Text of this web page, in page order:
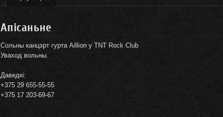
Апісаньне
Сольны канцэрт гурта Aillion у TNT Rock Club
Уваход вольны.
Даведкі:
+375 29 655-55-55
+375 17 203-69-67